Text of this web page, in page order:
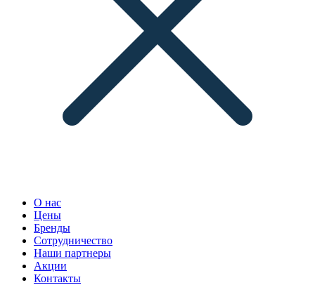
О нас
Цены
Бренды
Сотрудничество
Наши партнеры
Акции
Контакты